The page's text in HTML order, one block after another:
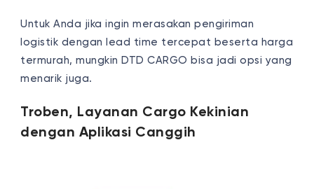
Untuk Anda jika ingin merasakan pengiriman
logistik dengan lead time tercepat beserta harga
termurah, mungkin DTD CARGO bisa jadi opsi yang
menarik juga.
Troben, Layanan Cargo Kekinian
dengan Aplikasi Canggih